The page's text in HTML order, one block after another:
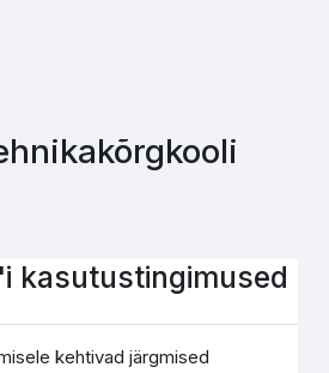
kasutustingimused
kehtivad järgmised